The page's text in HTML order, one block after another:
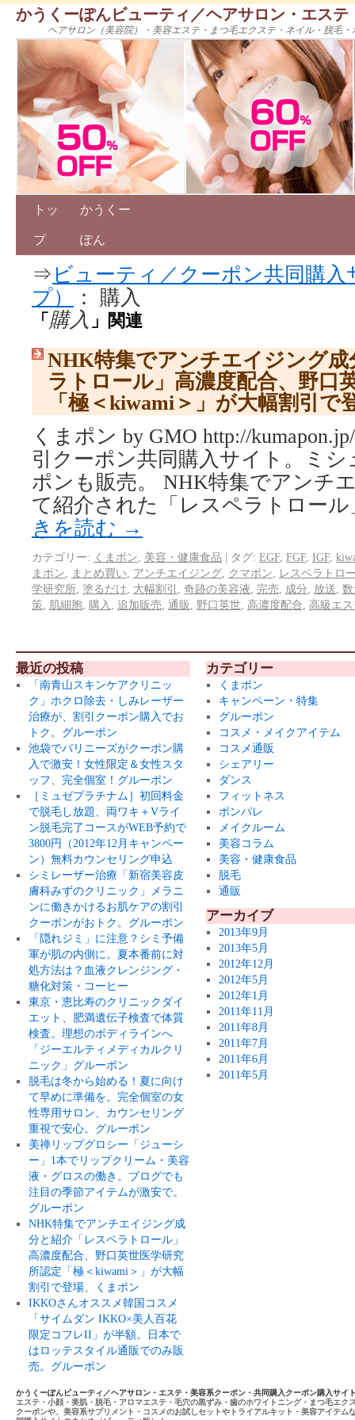
かうくーぽんビューティ／ヘアサロン・エス
ヘアサロン（美容院）・美容エステ・まつ毛エクステ・ネイル・脱毛
トッ
プ
かうくー
ぽん
⇒ ビューティ／クーポン共同購
プ）
： 購入
「 購入 」関連
NHK特集でアンチエイジング成
ラトロール」高濃度配合、野口
「極＜kiwami＞」が大幅割引で
くまポン by GMO http://
引クーポン共同購入サイト。ミ
ポンも販売。 NHK特集でアンチ
て紹介された「レスペラトロー
きを読む →
カテゴリー: くまポン 美容・健康食品 | タグ: EGF, FGF, IGF,
まポン
まとめ買い アンチエイジング クマポン
レスベラトロ
学研究所 塗るだけ 大幅割引 奇跡の美容液 完売 成分 放送
策
肌細胞 購入 追加販売 通販 野口英世 高濃度配合 高級エ
最近の投稿
「南青山スキンケアクリニッ
ク」ホクロ除去・しみレーザー
治療が、割引クーポン購入でお
トク。グルーポン
池袋でバリニーズがクーポン購
入で激安！女性限定＆女性スタ
ッフ、完全個室！グルーポン
［ミュゼプラチナム］初回料金
で脱毛し放題、両ワキ＋Vライ
ン脱毛完了コースがWEB予約で
3800円（2012年12月キャンペー
ン）無料カウンセリング申込
シミレーザー治療「新宿美容皮
膚科みずのクリニック」メラニ
ンに働きかけるお肌ケアの割引
クーポンがおトク。グルーポン
「隠れジミ」に注意？シミ予備
軍が肌の内側に。夏本番前に対
処方法は？血液クレンジング・
糖化対策・コーヒー
東京・恵比寿のクリニックダイ
エット、肥満遺伝子検査で体質
検査。理想のボディラインへ
「ジーエルティメディカルクリ
ニック」グルーポン
脱毛は冬から始める！夏に向け
て早めに準備を。完全個室の女
性専用サロン、カウンセリング
重視で安心。グルーポン
美禅リップグロシー「ジューシ
ー」1本でリップクリーム・美容
液・グロスの働き。ブログでも
注目の季節アイテムが激安で。
グルーポン
NHK特集でアンチエイジング成
分と紹介「レスペラトロール」
高濃度配合、野口英世医学研究
所認定「極＜kiwami＞」が大幅
割引で登場、くまポン
IKKOさんオススメ韓国コスメ
「サイムダン IKKO×美人百花
限定コフレII」が半額。日本で
はロッテスタイル通販でのみ販
売。グルーポン
カテゴリー
くまポン
キャンペーン・特集
グルーポン
コスメ・メイクアイテム
コスメ通販
シェアリー
ダンス
フィットネス
ポンパレ
メイクルーム
美容コラム
美容・健康食品
脱毛
通販
アーカイブ
2013年9月
2013年5月
2012年12月
2012年5月
2012年1月
2011年11月
2011年8月
2011年7月
2011年6月
2011年5月
かうくーぽんビューティ／ヘアサロン・エステ・美容系クーポン・共同購入クーポン購入サイ
エステ・小顔・美肌・脱毛・アロマエステ・毛穴の黒ずみ・歯のホワイトニング・まつ毛エ
クーポンや、美容系サプリメント・コスメのお試しセットやトライアルキット・美容アイテ